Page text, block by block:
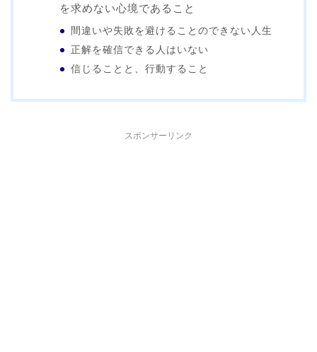
を求めない心境であること
間違いや失敗を避けることのできない人生
正解を確信できる人はいない
信じることと、行動すること
スポンサーリンク